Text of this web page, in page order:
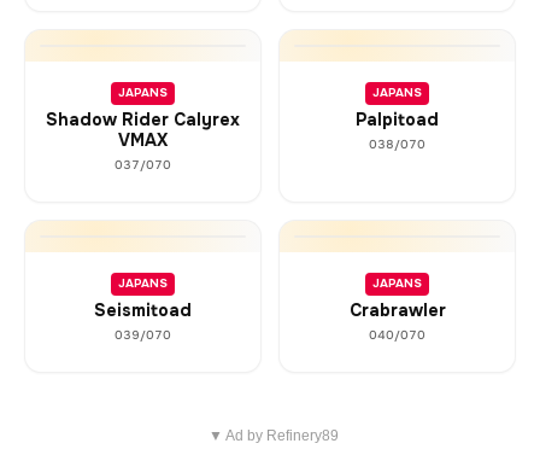
JAPANS
Shadow Rider Calyrex
VMAX
037/070
JAPANS
Palpitoad
038/070
JAPANS
Seismitoad
039/070
JAPANS
Crabrawler
040/070
▼ Ad by Refinery89